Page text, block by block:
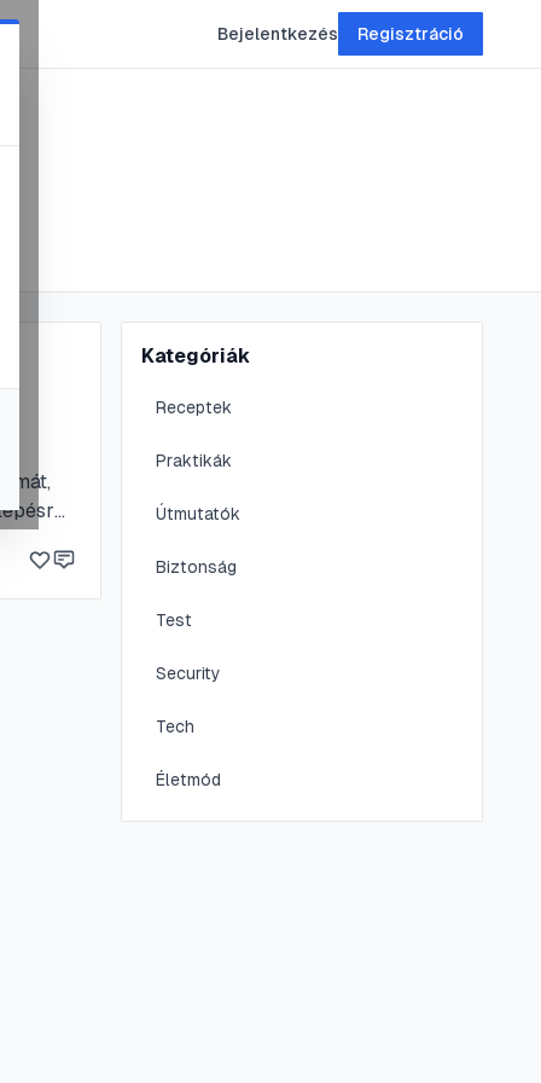
Bejelentkezés Regisztráció
és
Kategóriák
Receptek
Praktikák
Útmutatók
Biztonság
Test
Security
Tech
Életmód